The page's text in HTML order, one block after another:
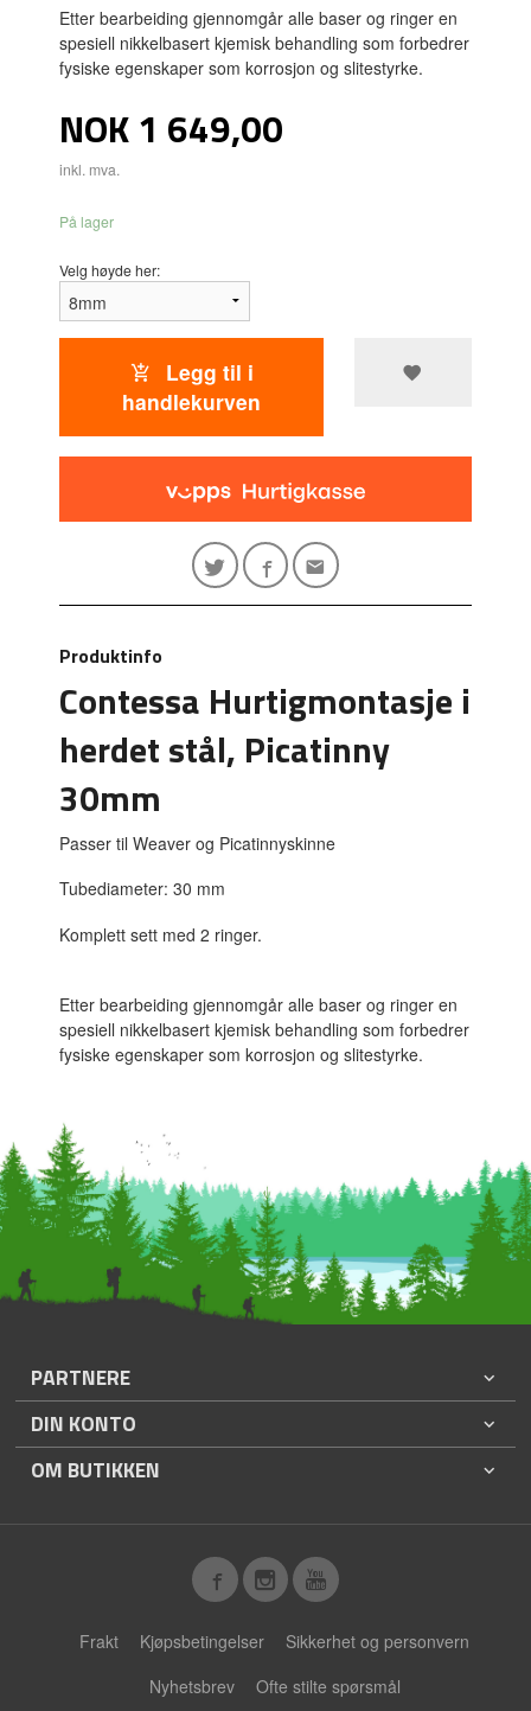
Etter bearbeiding gjennomgår alle baser og ringer en
spesiell nikkelbasert kjemisk behandling som forbedrer
fysiske egenskaper som korrosjon og slitestyrke.
Pris
NOK1 649,00
inkl. mva.
På lager
Velg høyde her:
Legg til i
handlekurven
Produktinfo
Contessa Hurtigmontasje i
herdet stål, Picatinny
30mm
Passer til Weaver og Picatinnyskinne
Tubediameter: 30 mm
Komplett sett med 2 ringer.
Etter bearbeiding gjennomgår alle baser og ringer en
spesiell nikkelbasert kjemisk behandling som forbedrer
fysiske egenskaper som korrosjon og slitestyrke.
PARTNERE
DIN KONTO
OM BUTIKKEN
Frakt Kjøpsbetingelser
Sikkerhet og personvern
Nyhetsbrev
Ofte stilte spørsmål